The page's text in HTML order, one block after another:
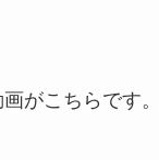
がこちらです。